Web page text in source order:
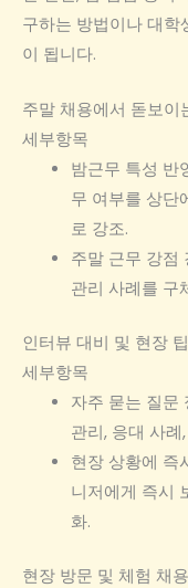
구하는 방법이나 대학
이 됩니다.
주말 채용에서 돋보이
세부항목
밤근무 특성 반
무 여부를 상단
로 강조.
주말 근무 강점
관리 사례를 구
인터뷰 대비 및 현장 팁
세부항목
자주 묻는 질문
관리, 응대 사례
현장 상황에 즉
니저에게 즉시
화.
현장 방문 및 체험 채